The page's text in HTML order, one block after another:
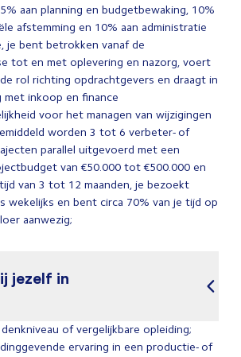
aan planning en budgetbewaking, 10%
afstemming en 10% aan administratie
je bent betrokken vanaf de
tot en met oplevering en nazorg, voert
rol richting opdrachtgevers en draagt in
met inkoop en finance
voor het managen van wijzigingen
worden 3 tot 6 verbeter- of
parallel uitgevoerd met een
van €50.000 tot €500.000 en
van 3 tot 12 maanden, je bezoekt
wekelijks en bent circa 70% van je tijd op
aanwezig;
jezelf in
of vergelijkbare opleiding;
ervaring in een productie- of